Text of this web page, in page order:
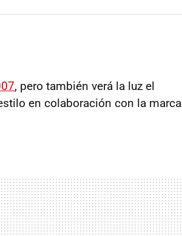
, pero también verá la luz el
en colaboración con la marca